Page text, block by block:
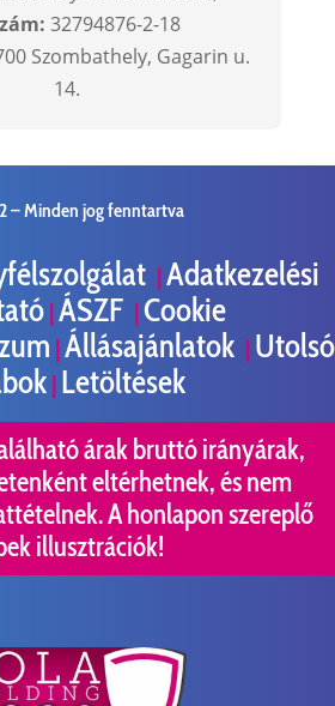
32794876-2-18
Szombathely, Gagarin u.
14.
–Minden jog fenntartva
|Adatkezelési
|ÁSZF |Cookie
|Állásajánlatok | Utolsó
| Letöltések
árak bruttó irányárak,
eltérhetnek, és nem
A honlapon szereplő
illusztrációk!